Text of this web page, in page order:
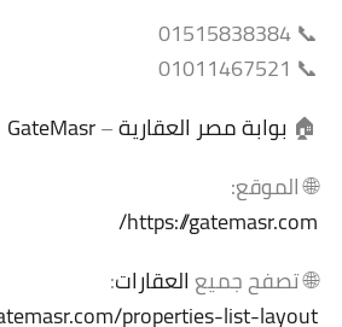
📞 01515838384
📞 01011467521
🏠 بوابة مصر العقارية–
GateMasr
🌐 الموقع:
https://gatemasr.com/
🌐 تصفح جميعالعقارات:
properties-list-layout/